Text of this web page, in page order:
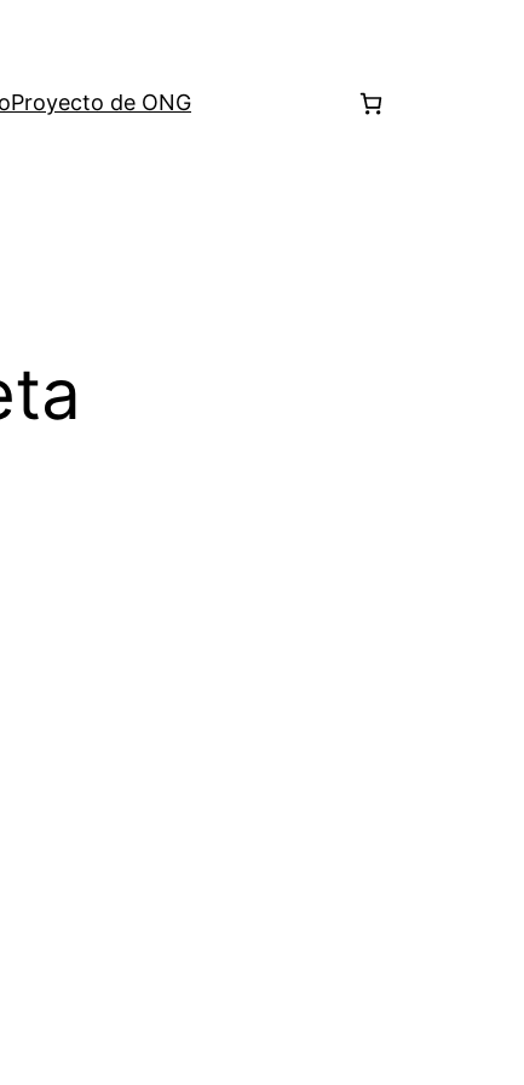
Proyecto de ONG